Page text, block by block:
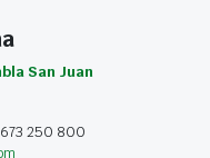
San Juan
250 800